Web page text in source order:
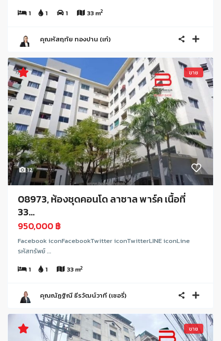
1
1 1 33 m2
คุณหัสฤทัย ทองปาน (เก๋)
12
ขาย
08973, ห้องชุดคอนโด ลาซาล พาร์ค เนื้อที่
33...
950,000 ฿
Facebook iconFacebookTwitter iconTwitterLINE iconLine
รหัสทรัพย์ ...
1
1 33 m2
คุณณัฏฐิณี ธีรวัฒน์วาที (เชอรี่)
ขาย